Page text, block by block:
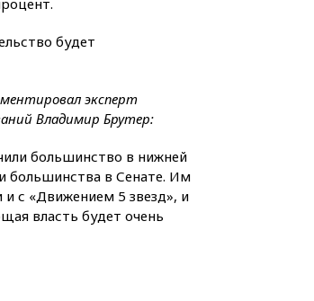
соглашение о прекращении
вчера, 22:15
вчера, 22:00Путин поручил
выделить средства на новые
РЛС для Белгородской
области
вчера, 21:56The Atlantic: Маск
отказал Украине в
использовании Starlink для
будет
эксперт
Владимир Брутер:
большинство в нижней
большинства в Сенате. Им
с «Движением 5 звезд», и
власть будет очень